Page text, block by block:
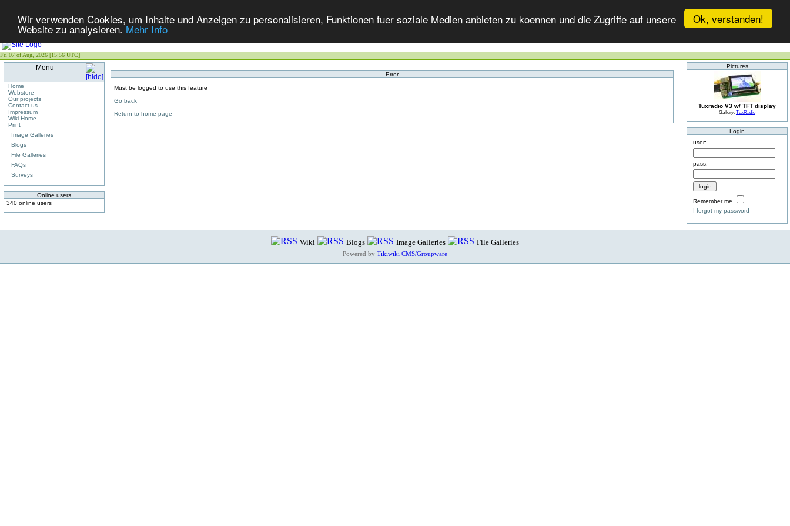
Ok, verstanden!
Wir verwenden Cookies, um Inhalte und Anzeigen zu personalisieren, Funktionen fuer soziale Medien anbieten zu koennen und die Zugriffe auf unsere
Website zu analysieren.Mehr Info
Fri 07 of Aug, 2026 [15:56 UTC]
Menu
Home
Webstore
Our projects
Contact us
Impressum
Wiki Home
Print
Image Galleries
Blogs
File Galleries
FAQs
Surveys
Online users
340 online users
Error
Must be logged to use this feature
Go back
Return to home page
Pictures
Tuxradio V3 w/ TFT display
Gallery: TuxRadio
Login
user:
pass:
Remember me
I forgot my password
Wiki Blogs Image Galleries File Galleries
Powered by Tikiwiki CMS/Groupware